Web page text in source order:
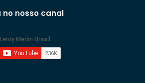
no nosso canal